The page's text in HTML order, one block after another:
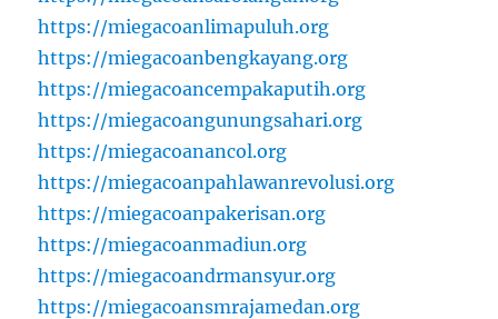
https://miegacoanlimapuluh.org
https://miegacoanbengkayang.org
https://miegacoancempakaputih.org
https://miegacoangunungsahari.org
https://miegacoanancol.org
https://miegacoanpahlawanrevolusi.org
https://miegacoanpakerisan.org
https://miegacoanmadiun.org
https://miegacoandrmansyur.org
https://miegacoansmrajamedan.org